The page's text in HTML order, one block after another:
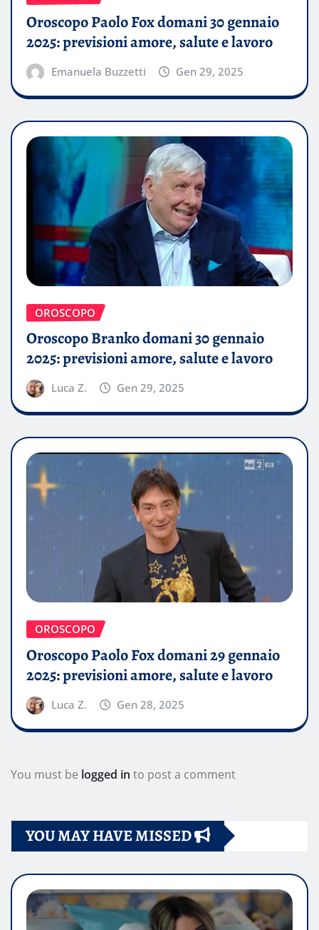
Oroscopo Paolo Fox domani 30 gennaio
2025: previsioni amore, salute e lavoro
Emanuela Buzzetti Gen 29, 2025
OROSCOPO
Oroscopo Branko domani 30 gennaio
2025: previsioni amore, salute e lavoro
Luca Z. Gen 29, 2025
OROSCOPO
Oroscopo Paolo Fox domani 29 gennaio
2025: previsioni amore, salute e lavoro
Luca Z. Gen 28, 2025
You must be logged in to post a comment
YOU MAY HAVE MISSED